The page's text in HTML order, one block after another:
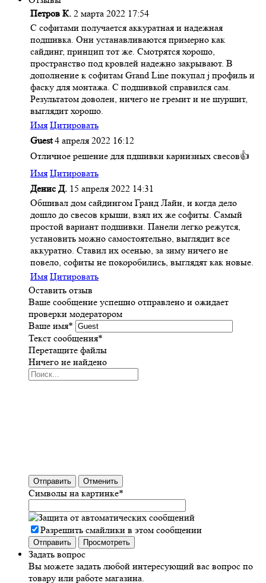
Петров К. 2 марта 2022 17:54
С софитами получается аккуратная и надежная
подшивка. Они устанавливаются примерно как
сайдинг, принцип тот же. Смотрятся хорошо,
пространство под кровлей надежно закрывают. В
дополнение к софитам Grand Line покупал j профиль и
фаску для монтажа. С подшивкой справился сам.
Результатом доволен, ничего не гремит и не шуршит,
выглядит хорошо.
Имя Цитировать
Guest 4 апреля 2022 16:12
Отличное решение для пдшивки карнизных свесов👍
Имя Цитировать
Денис Д. 15 апреля 2022 14:31
Обшивал дом сайдингом Гранд Лайн, и когда дело
дошло до свесов крыши, взял их же софиты. Самый
простой вариант подшивки. Панели легко режутся,
установить можно самостоятельно, выглядит все
аккуратно. Ставил их осенью, за зиму ничего не
повело, софиты не покоробились, выглядят как новые.
Имя Цитировать
Оставить отзыв
Ваше сообщение успешно отправлено и ожидает
проверки модератором
Ваше имя*
Текст сообщения*
Перетащите файлы
Ничего не найдено
Отправить Отменить
Символы на картинке*
Разрешить смайлики в этом сообщении
Задать вопрос
Вы можете задать любой интересующий вас вопрос по
товару или работе магазина.